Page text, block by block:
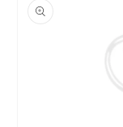
información